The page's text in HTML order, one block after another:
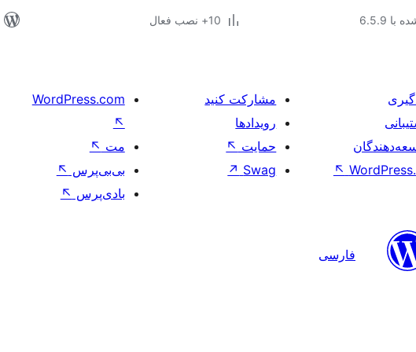
6.5.9
10+ نصب فعال
↖
مشارکت کنید
رویدادها
حمایت ↖
Swag
↗
WordPress.com
↖
مت ↖
بی‌بی‌پرس ↖
بادی‌پرس ↖
فارسی